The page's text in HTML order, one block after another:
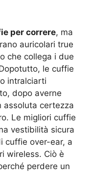
per correre, ma
auricolari true
che collega i due
le cuffie
intralciarti
dopo averne
assoluta certezza
Le migliori cuffie
vestibilità sicura
cuffie over-ear, a
wireless. Ciò è
perdere un